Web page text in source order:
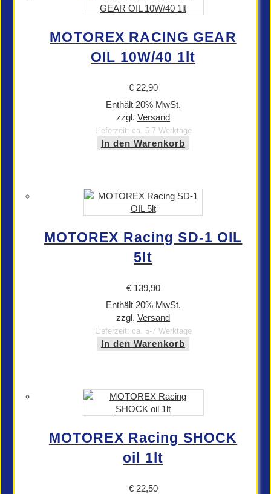
MOTOREX RACING GEAR
OIL 10W/40 1lt
€22,90
Enthält 20% MwSt.
zzgl. Versand
Lieferzeit: ca. 5-7 Werktage
In den Warenkorb
MOTOREX Racing SD-1 OIL
5lt
€139,90
Enthält 20% MwSt.
zzgl. Versand
Lieferzeit: ca. 5-7 Werktage
In den Warenkorb
MOTOREX Racing SHOCK
oil 1lt
€22,50